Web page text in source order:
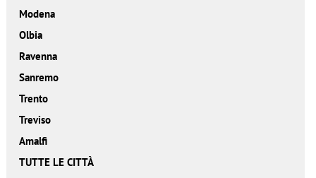
Modena
Olbia
Ravenna
Sanremo
Trento
Treviso
Amalfi
TUTTE LE CITTÀ